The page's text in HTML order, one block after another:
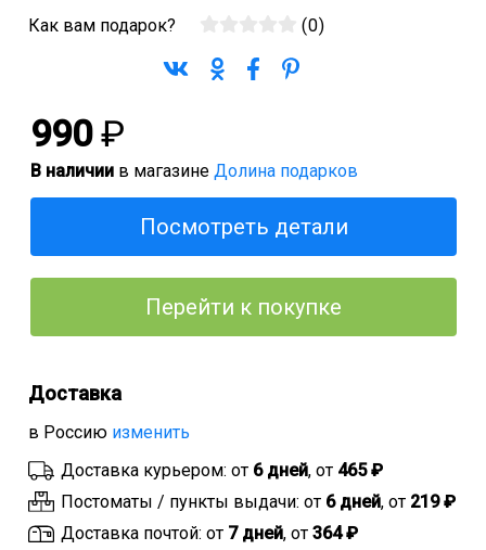
Как вам подарок? (0)
990 ₽
В наличии в магазине Долина подарков
Посмотреть детали
Перейти к покупке
Доставка
в Россию изменить
Доставка курьером: от 6 дней, от 465 ₽
Постоматы / пункты выдачи: от 6 дней, от 219 ₽
Доставка почтой: от 7 дней, от 364 ₽